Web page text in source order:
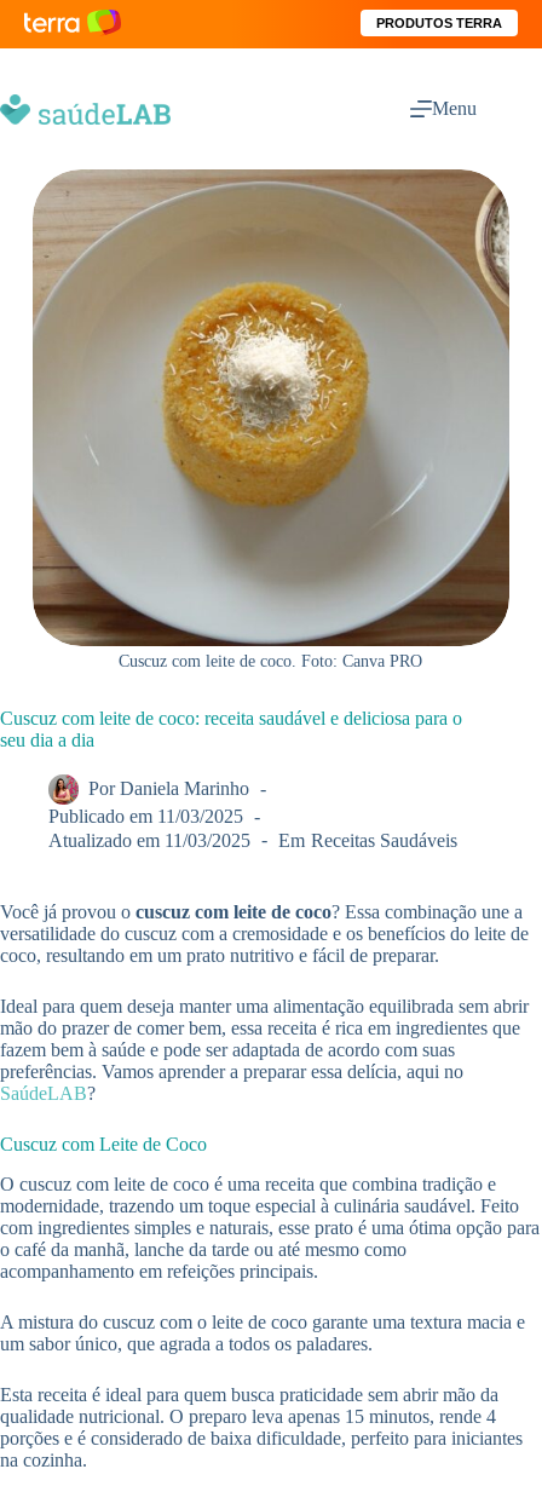
PRODUTOS TERRA
Menu
Cuscuz com leite de coco. Foto: Canva PRO
Cuscuz com leite de coco: receita saudável e deliciosa para o
seu dia a dia
Por Daniela Marinho
Publicado em 11/03/2025
Atualizado em 11/03/2025 Em Receitas Saudáveis
Você já provou o cuscuz com leite de coco? Essa combinação une a
versatilidade do cuscuz com a cremosidade e os benefícios do leite de
coco, resultando em um prato nutritivo e fácil de preparar.
Ideal para quem deseja manter uma alimentação equilibrada sem abrir
mão do prazer de comer bem, essa receita é rica em ingredientes que
fazem bem à saúde e pode ser adaptada de acordo com suas
preferências. Vamos aprender a preparar essa delícia, aqui no
SaúdeLAB?
Cuscuz com Leite de Coco
O cuscuz com leite de coco é uma receita que combina tradição e
modernidade, trazendo um toque especial à culinária saudável. Feito
com ingredientes simples e naturais, esse prato é uma ótima opção para
o café da manhã, lanche da tarde ou até mesmo como
acompanhamento em refeições principais.
A mistura do cuscuz com o leite de coco garante uma textura macia e
um sabor único, que agrada a todos os paladares.
Esta receita é ideal para quem busca praticidade sem abrir mão da
qualidade nutricional. O preparo leva apenas 15 minutos, rende 4
porções e é considerado de baixa dificuldade, perfeito para iniciantes
na cozinha.